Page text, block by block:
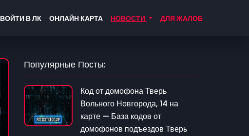
ВОЙТИ В ЛК ОНЛАЙН КАРТА НОВОСТИ ДЛЯ ЖАЛОБ
Популярные Посты:
Код от домофона Тверь
Вольного Новгорода, 14 на
карте — База кодов от
домофонов подъездов Тверь